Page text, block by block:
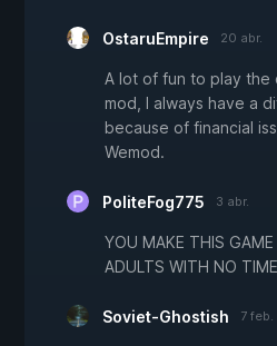
OstaruEmpire 20 abr.
A lot of fun to play the
mod, I always have a
because of financial
Wemod.
PoliteFog775 3 abr.
YOU MAKE THIS GAME
ADULTS WITH NO
Soviet-Ghostish 7 feb.